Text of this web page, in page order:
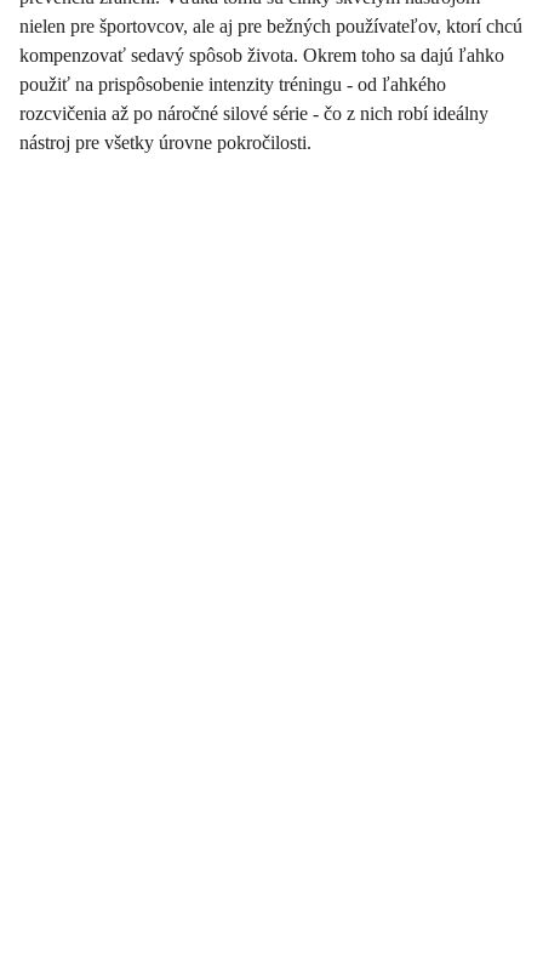
nielen pre športovcov, ale aj pre bežných používateľov, ktorí chcú
kompenzovať sedavý spôsob života. Okrem toho sa dajú ľahko
použiť na prispôsobenie intenzity tréningu - od ľahkého
rozcvičenia až po náročné silové série - čo z nich robí ideálny
nástroj pre všetky úrovne pokročilosti.